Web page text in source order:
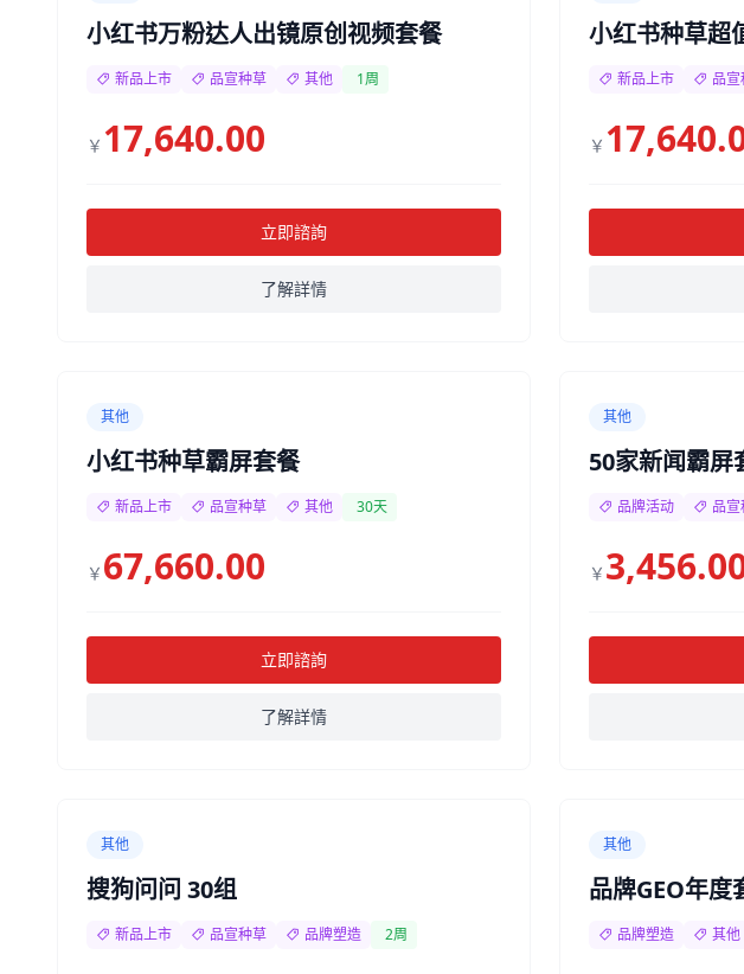
小红书万粉达人出镜原创视频套餐
新品上市 品宣种草 其他 1周
￥ 17,640.00
立即諮詢
了解詳情
小红书种草超
新品上市 品
￥
其他
小红书种草霸屏套餐
新品上市 品宣种草 其他 30天
￥ 67,660.00
立即諮詢
了解詳情
其他
50家新闻霸屏
品牌活动 品
￥
其他
搜狗问问 30组
新品上市 品宣种草 品牌塑造 2周
其他
品牌GEO年度
品牌塑造 其他